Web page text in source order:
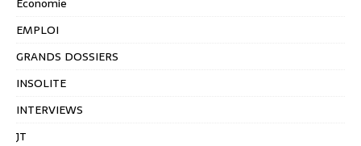
EMPLOI
GRANDS DOSSIERS
INSOLITE
INTERVIEWS
JT